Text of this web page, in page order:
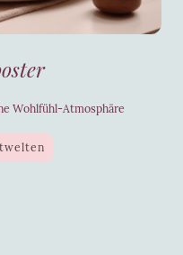
Wohlfühl-Atmosphäre